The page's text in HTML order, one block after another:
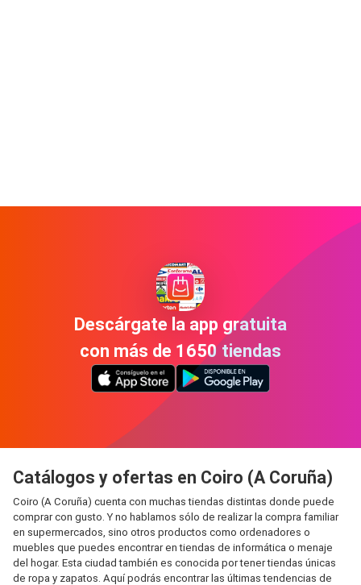
Descárgate la app gratuita
con más de 1650 tiendas
Catálogos y ofertas en Coiro (A Coruña)
Coiro (A Coruña) cuenta con muchas tiendas distintas donde puede
comprar con gusto. Y no hablamos sólo de realizar la compra familiar
en supermercados, sino otros productos como ordenadores o
muebles que puedes encontrar en tiendas de informática o menaje
del hogar. Esta ciudad también es conocida por tener tiendas únicas
de ropa y zapatos. Aquí podrás encontrar las últimas tendencias de